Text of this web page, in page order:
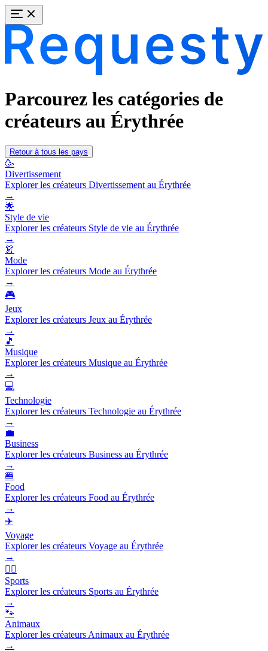
Parcourez les catégories de
créateurs au Érythrée
Retour à tous les pays
🥳
Divertissement
Explorer les créateurs Divertissement au Érythrée
→
🌟
Style de vie
Explorer les créateurs Style de vie au Érythrée
→
👗
Mode
Explorer les créateurs Mode au Érythrée
→
🎮
Jeux
Explorer les créateurs Jeux au Érythrée
→
🎵
Musique
Explorer les créateurs Musique au Érythrée
→
💻
Technologie
Explorer les créateurs Technologie au Érythrée
→
💼
Business
Explorer les créateurs Business au Érythrée
→
🍔
Food
Explorer les créateurs Food au Érythrée
→
✈️
Voyage
Explorer les créateurs Voyage au Érythrée
→
🏃‍♂️
Sports
Explorer les créateurs Sports au Érythrée
→
🐾
Animaux
Explorer les créateurs Animaux au Érythrée
→